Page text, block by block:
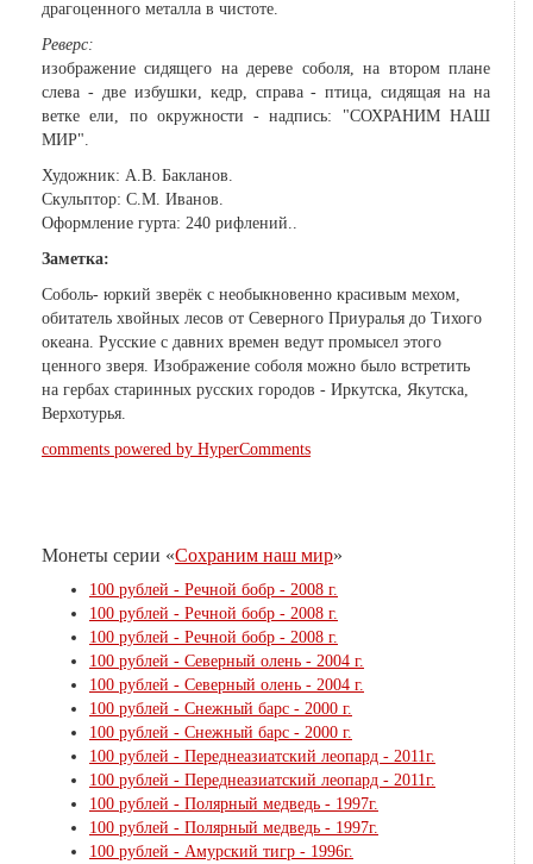
драгоценного металла в чистоте.
Реверс:
изображение сидящего на дереве соболя, на втором плане
слева - две избушки, кедр, справа - птица, сидящая на на
ветке ели, по окружности - надпись: "СОХРАНИМ НАШ
МИР".
Художник: А.В. Бакланов.
Скульптор: С.М. Иванов.
Оформление гурта: 240 рифлений..
Заметка:
Соболь- юркий зверёк с необыкновенно красивым мехом,
обитатель хвойных лесов от Северного Приуралья до Тихого
океана. Русские с давних времен ведут промысел этого
ценного зверя. Изображение соболя можно было встретить
на гербах старинных русских городов - Иркутска, Якутска,
Верхотурья.
comments powered by HyperComments
Монеты серии «Сохраним наш мир»
100 рублей - Речной бобр - 2008 г.
100 рублей - Речной бобр - 2008 г.
100 рублей - Речной бобр - 2008 г.
100 рублей - Северный олень - 2004 г.
100 рублей - Северный олень - 2004 г.
100 рублей - Снежный барс - 2000 г.
100 рублей - Снежный барс - 2000 г.
100 рублей - Переднеазиатский леопард - 2011г.
100 рублей - Переднеазиатский леопард - 2011г.
100 рублей - Полярный медведь - 1997г.
100 рублей - Полярный медведь - 1997г.
100 рублей - Амурский тигр - 1996г.